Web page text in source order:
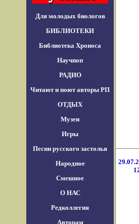
Для молодых биологов
БИБЛИОТЕКИ
Библиотека Хроноса
Научпоп
РАДИО
Читают и поют авторы РП
ОТДЫХ
Музеи
Игры
Песни русского застолья
Народное
Смешное
О НАС
Редколлегия
Авторам